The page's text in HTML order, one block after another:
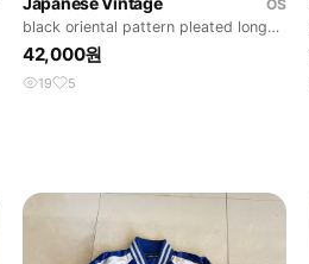
OS
black oriental pattern pleated long
sk
42,000원
19 5